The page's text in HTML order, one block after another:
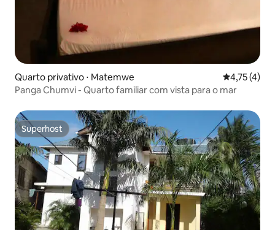
Quarto privativo ⋅ Matemwe 4,75 de
4,75 (4)
Panga Chumvi - Quarto familiar com vista para o mar
Superhost
Superhost